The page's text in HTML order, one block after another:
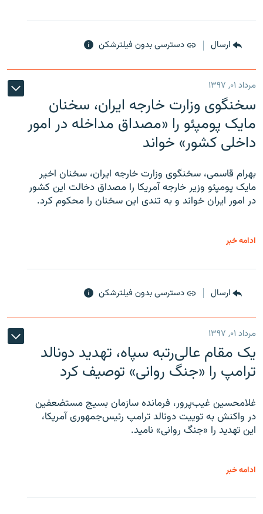
ارسال دسترسی بدون فیلترشکن
مرداد ۰۱, ۱۳۹۷
سخنگوی وزارت خارجه ایران، سخنان
مایک پومپئو را «مصداق مداخله در امور
داخلی کشور» خواند
بهرام قاسمی، سخنگوی وزارت خارجه ایران، سخنان اخیر
مایک پومپئو وزیر خارجه آمریکا را مصداق دخالت این کشور
در امور ایران خواند و به تندی این سخنان را محکوم کرد.
ادامه خبر
ارسال دسترسی بدون فیلترشکن
مرداد ۰۱, ۱۳۹۷
یک مقام عالی‌رتبه سپاه، تهدید دونالد
ترامپ را «جنگ روانی» توصیف کرد
غلامحسین غیب‌پرور، فرمانده سازمان بسیج مستضعفین
در واکنش به توییت دونالد ترامپ رئیس‌جمهوری آمریکا،
این تهدید را «جنگ روانی» نامید.
ادامه خبر